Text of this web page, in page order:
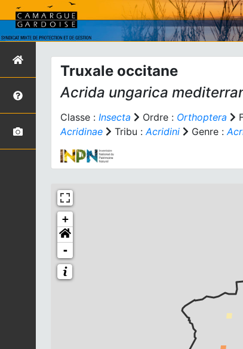
Truxale occitane
Acrida ungarica
Classe : Insecta Ordre : Orthoptera
Acridinae
Tribu :Acridini Genre :
+
-